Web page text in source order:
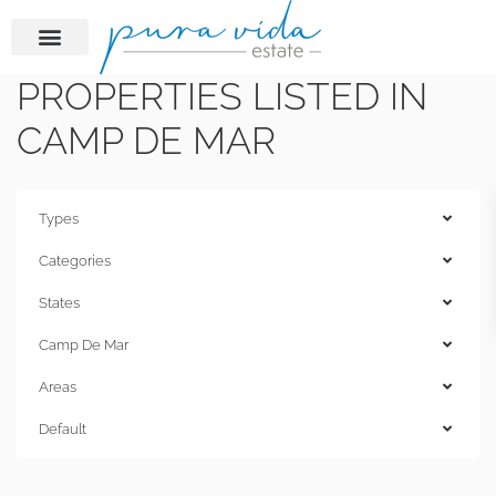
PROPERTIES LISTED IN
CAMP DE MAR
Types
Categories
States
Camp De Mar
Areas
Default